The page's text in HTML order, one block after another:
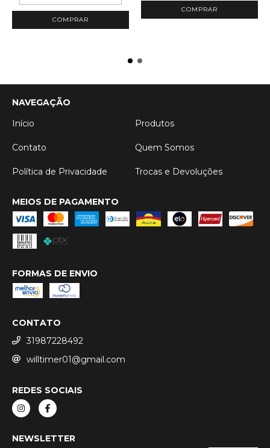
NAVEGAÇÃO
Início
Produtos
Contato Quem Somos
Política de Privacidade Trocas e Devoluções
MEIOS DE PAGAMENTO
FORMAS DE ENVIO
CONTATO
31987228492
willtimer01@gmail.com
REDES SOCIAIS
NEWSLETTER